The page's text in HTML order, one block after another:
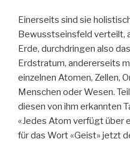
Einerseits sind sie
Bewusstseinsfeld verteilt,
Erde, durchdringen also
Erdstratum, andererseits
einzelnen Atomen, Zellen,
Menschen oder Wesen.
diesen von ihm erkannten
«Jedes Atom verfügt über
für das Wort «Geist» jetzt